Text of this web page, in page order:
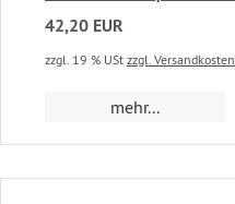
42,20 EUR
zzgl. 19 % USt zzgl. Versandkosten
mehr...